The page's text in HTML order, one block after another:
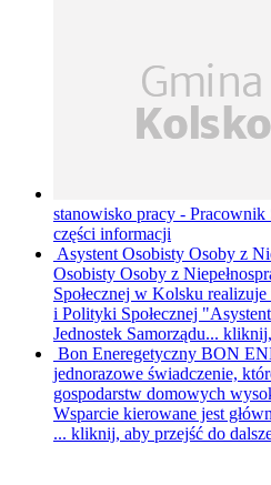
stanowisko pracy - Pracownik
części informacji
Asystent Osobisty Osoby z
Osobisty Osoby z
Społecznej w Kolsku
i Polityki Społecznej
Jednostek Samorządu... kliknij,
Bon Eneregetyczny BON
jednorazowe świadczenie,
gospodarstw domowych
Wsparcie kierowane jest
... kliknij, aby przejść do